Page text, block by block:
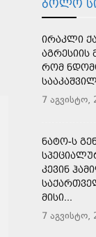
ᲑᲝᲚᲝ
ᲘᲠᲐᲙᲚᲘ
ᲐᲒᲠᲔᲡᲘᲘᲡ
ᲠᲝᲛ
7 აგვისტო,
ᲜᲐᲢᲝ-Ს
ᲙᲔᲕᲘᲜ
ᲛᲘᲡᲘ...
7 აგვისტო,